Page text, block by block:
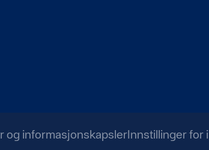
og informasjonskapslerInnstillinger for